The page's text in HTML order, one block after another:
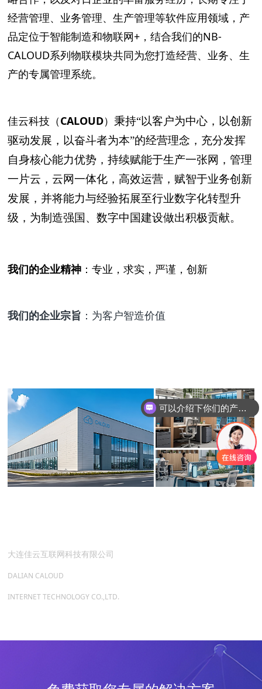
经营管理、业务管理、生产管理等软件应用领域，产
品定位于智能制造和物联网+，结合我们的NB-
CALOUD系列物联模块共同为您打造经营、业务、生
产的专属管理系统。
佳云科技（CALOUD） 秉持“以客户为中心，以创新
驱动发展，以奋斗者为本”的经营理念，充分发挥
自身核心能力优势，持续赋能于生产一张网，管理
一片云，云网一体化，高效运营，赋智于业务创新
发展，并将能力与经验拓展至行业数字化转型升
级，为制造强国、数字中国建设做出积极贡献。
我们的企业精神 ：专业，求实，严谨，创新
我们的企业宗旨 ：为客户智造价值
大连佳云互联网科技有限公司
DALIAN CALOUD
INTERNET TECHNOLOGY CO.,LTD.
可以介绍下你们的产品么